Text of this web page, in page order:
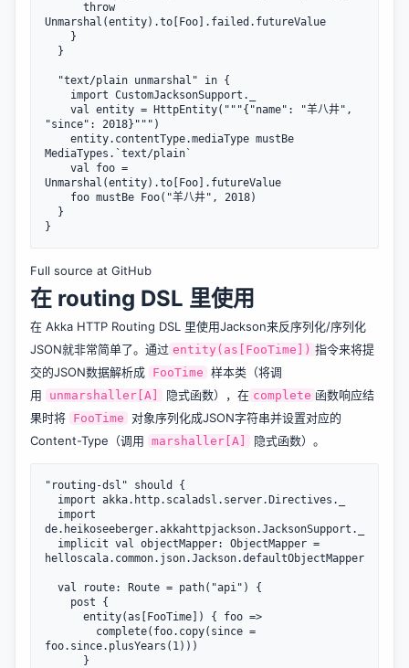
Unmarshal(entity).to[Foo].failed.futureValue
"since": 2018}""")
MediaTypes.`text/plain`
Unmarshal(entity).to[Foo].futureValue
Full source at GitHub
在 routing DSL 里使用
在 Akka HTTP Routing DSL 里使用Jackson来反序列化/序列化
JSON就非常简单了。通过 entity(as[FooTime]) 指令来将提
交的JSON数据解析成 FooTime 样本类（将调
用
unmarshaller[A] 隐式函数），在 complete 函数响应结
果时将 FooTime
对象序列化成JSON字符串并设置对应的
Content-Type（调用 marshaller[A] 隐式函数）。
"routing-dsl" should {
de.heikoseeberger.akkahttpjackson.JacksonSupport._
helloscala.common.json.Jackson.defaultObjectMapper
foo.since.plusYears(1)))